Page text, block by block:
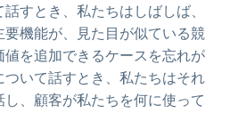
すとき、私たちはしばしば、
機能が、見た目が似ている競
を追加できるケースを忘れが
いて話すとき、私たちはそれ
、顧客が私たちを何に使って